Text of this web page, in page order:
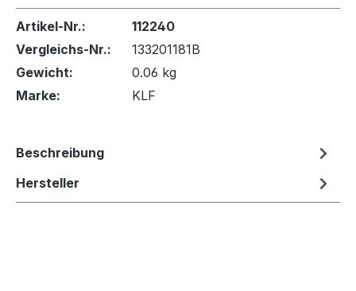
Artikel-Nr.:
112240
Vergleichs-Nr.:
133201181B
Gewicht:
0.06 kg
Marke:
KLF
Beschreibung
Hersteller